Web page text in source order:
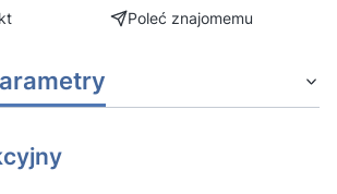
Poleć znajomemu